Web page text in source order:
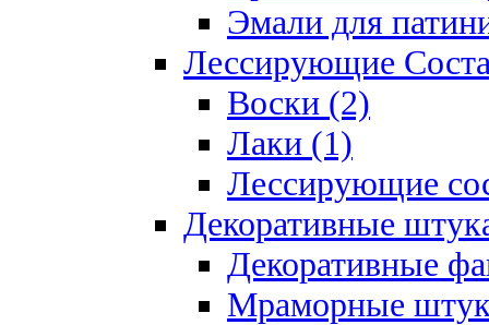
Эмали для
Лессирующие
Воски (2)
Лаки (1)
Лессирующие
Декоративные
Декоративные
Мраморные